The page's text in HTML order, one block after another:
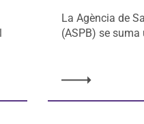
La Agència de
(ASPB) se